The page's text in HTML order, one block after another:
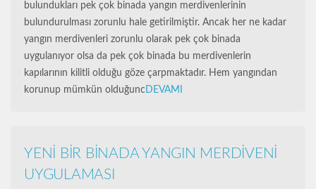
bulundukları pek çok binada yangın merdivenlerinin
bulundurulması zorunlu hale getirilmiştir. Ancak her ne kadar
yangın merdivenleri zorunlu olarak pek çok binada
uygulanıyor olsa da pek çok binada bu merdivenlerin
kapılarının kilitli olduğu göze çarpmaktadır. Hem yangından
korunup mümkün olduğunc DEVAMI
YENİ BİR BİNADA YANGIN MERDİVENİ
UYGULAMASI